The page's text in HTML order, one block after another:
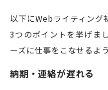
以下にWebライティング
3つのポイントを挙げま
ーズに仕事をこなせるよ
納期・連絡が遅れる